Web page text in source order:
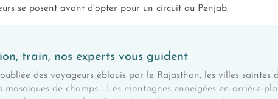
se posent avant d'opter pour un circuit au Penjab.
train, nos experts vous guident
des voyageurs éblouis par le Rajasthan, les villes saintes
de champs... Les montagnes enneigées en arrière-